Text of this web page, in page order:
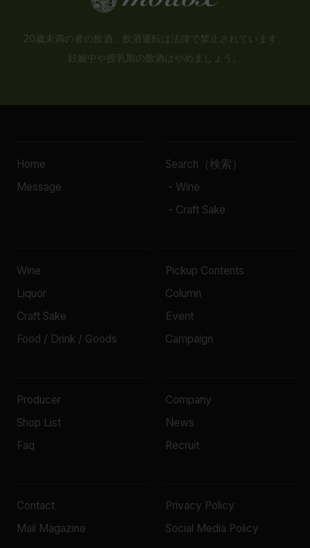
20歳未満の者の飲酒、飲酒運転は法律で禁止されています。
妊娠中や授乳期の飲酒はやめましょう。
Home
Message
Search（検索）
- Wine
- Craft Sake
Wine
Liquor
Craft Sake
Food / Drink / Goods
Pickup Contents
Column
Event
Campaign
Producer
Shop List
Faq
Company
News
Recruit
Contact
Mail Magazine
Privacy Policy
Social Media Policy